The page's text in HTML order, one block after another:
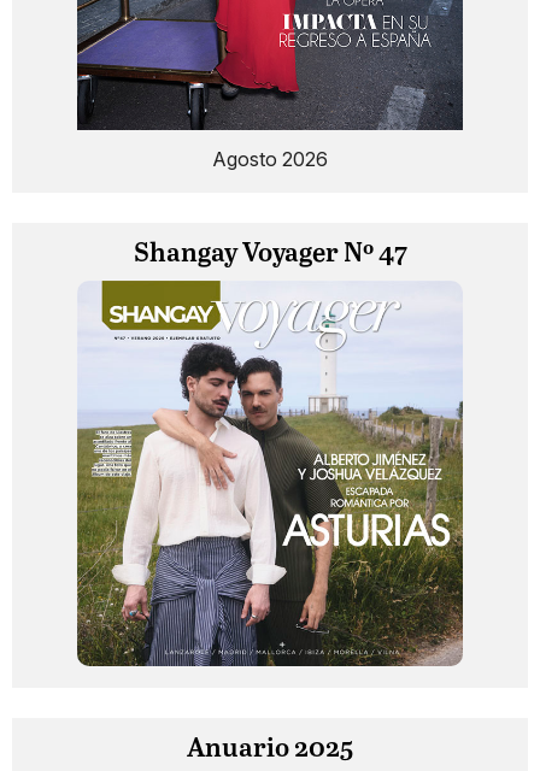
Agosto 2026
Shangay Voyager Nº 47
Anuario 2025